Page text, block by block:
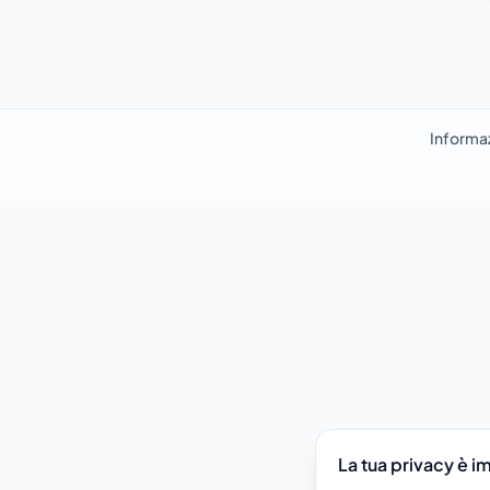
La tua privacy è